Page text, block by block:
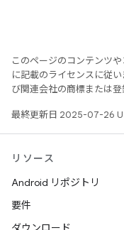
このページのコンテンツや
に記載のライセンスに従
び関連会社の商標または登
最終更新日 2025-07-26
リソース
Android リポジトリ
要件